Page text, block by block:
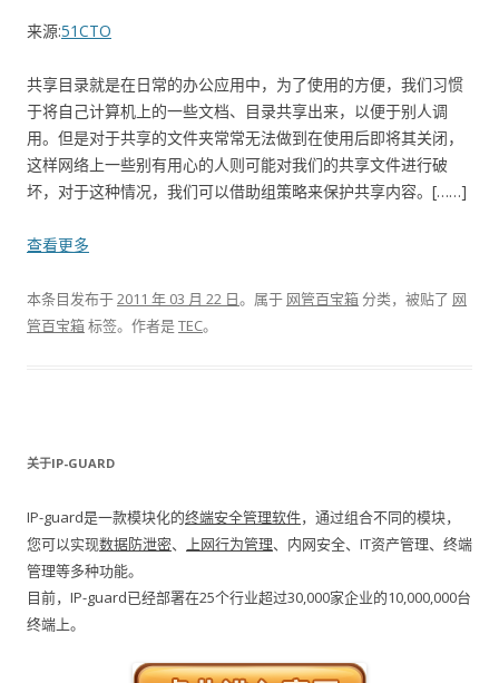
来源:51CTO
共享目录就是在日常的办公应用中，为了使用的方便，我们习惯
于将自己计算机上的一些文档、目录共享出来，以便于别人调
用。但是对于共享的文件夹常常无法做到在使用后即将其关闭，
这样网络上一些别有用心的人则可能对我们的共享文件进行破
坏，对于这种情况，我们可以借助组策略来保护共享内容。[……]
查看更多
本条目发布于2011 年 03 月 22 日。属于 网管百宝箱分类，被贴了 网
管百宝箱标签。 作者是TEC。
关于IP-GUARD
IP-guard是一款模块化的终端安全管理软件，通过组合不同的模块，
您可以实现数据防泄密、 上网行为管理、内网安全、IT资产管理、终端
管理等多种功能。
目前，IP-guard已经部署在25个行业超过30,000家企业的10,000,000台
终端上。